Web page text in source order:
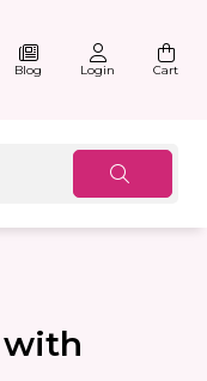
Blog Login Cart